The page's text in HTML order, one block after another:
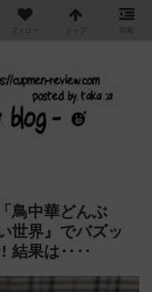
ンジするブログ
鳥中華どんぶ
世界』でバズッ
!! 結果は‥‥
フォロー トップ 情報